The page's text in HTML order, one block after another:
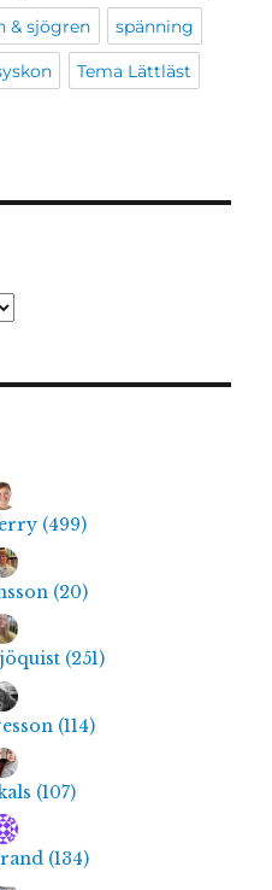
& sjögren spänning
Tema Lättläst
(499)
(20)
(251)
(114)
(107)
(134)